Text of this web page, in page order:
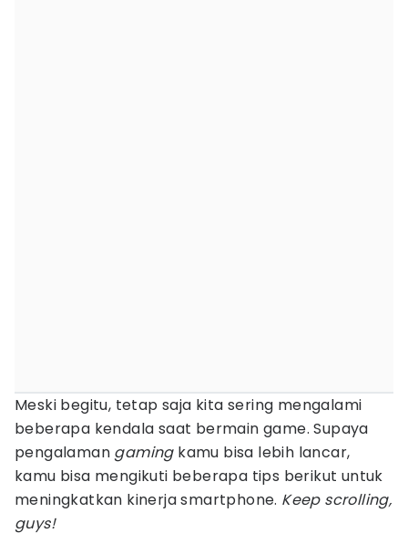
Meski begitu, tetap saja kita sering mengalami
beberapa kendala saat bermain game. Supaya
pengalaman gamingkamu bisa lebih lancar,
kamu bisa mengikuti beberapa tips berikut untuk
meningkatkan kinerja smartphone. Keep scrolling,
guys!